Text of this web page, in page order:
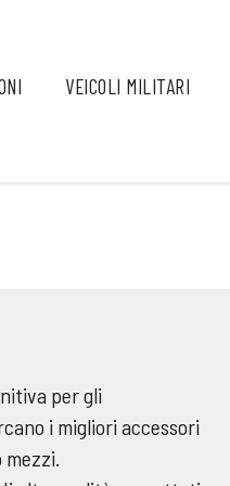
VEICOLI MILITARI
per gli
i migliori accessori